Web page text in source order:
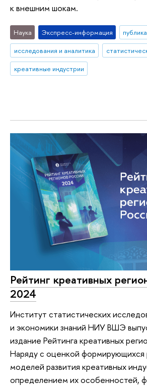
к внешним шокам.
Наука Экспресс-информация
исследования и аналитика
креативные индустрии
Рейтинг креативных
2024
Институт статистических
и экономики знаний НИУ ВШЭ
издание Рейтинга креативных
Наряду с оценкой формирующихся
моделей развития креативных
определением их особенностей,